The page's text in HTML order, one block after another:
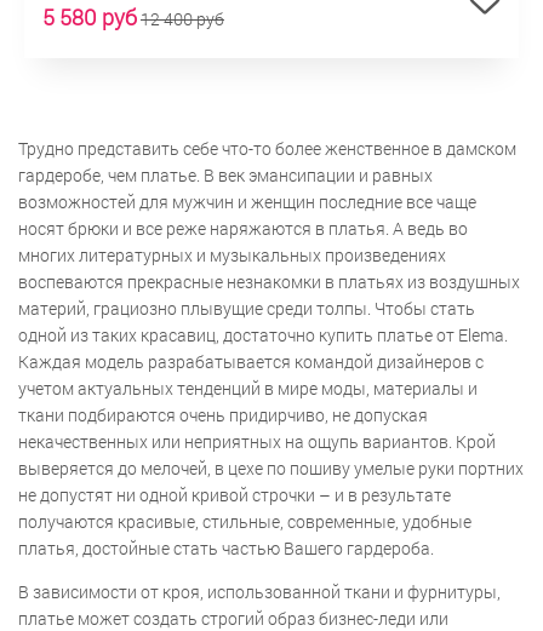
5 580 руб12 400 руб
Трудно представить себе что-то более женственное в дамском
гардеробе, чем платье. В век эмансипации и равных
возможностей для мужчин и женщин последние все чаще
носят брюки и все реже наряжаются в платья. А ведь во
многих литературных и музыкальных произведениях
воспеваются прекрасные незнакомки в платьях из воздушных
материй, грациозно плывущие среди толпы. Чтобы стать
одной из таких красавиц, достаточно купить платье от Elema.
Каждая модель разрабатывается командой дизайнеров с
учетом актуальных тенденций в мире моды, материалы и
ткани подбираются очень придирчиво, не допуская
некачественных или неприятных на ощупь вариантов. Крой
выверяется до мелочей, в цехе по пошиву умелые руки портних
не допустят ни одной кривой строчки – и в результате
получаются красивые, стильные, современные, удобные
платья, достойные стать частью Вашего гардероба.
В зависимости от кроя, использованной ткани и фурнитуры,
платье может создать строгий образ бизнес-леди или